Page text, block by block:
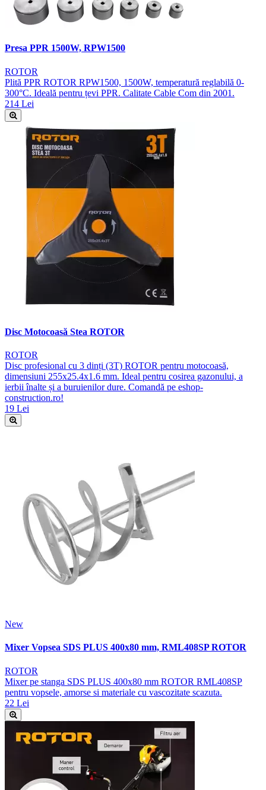
Presa PPR 1500W, RPW1500
ROTOR
Plită PPR ROTOR RPW1500, 1500W, temperatură reglabilă 0-
300°C. Ideală pentru țevi PPR. Calitate Cable Com din 2001.
214 Lei
Disc Motocoasă Stea ROTOR
ROTOR
Disc profesional cu 3 dinți (3T) ROTOR pentru motocoasă,
dimensiuni 255x25.4x1.6 mm. Ideal pentru cosirea gazonului, a
ierbii înalte și a buruienilor dure. Comandă pe eshop-
construction.ro!
19 Lei
New
Mixer Vopsea SDS PLUS 400x80 mm, RML408SP ROTOR
ROTOR
Mixer pe stanga SDS PLUS 400x80 mm ROTOR RML408SP
pentru vopsele, amorse si materiale cu vascozitate scazuta.
22 Lei